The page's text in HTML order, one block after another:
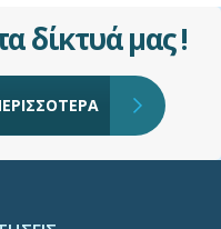
δίκτυά μας !